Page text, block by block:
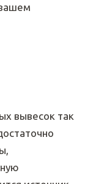
вывесок так